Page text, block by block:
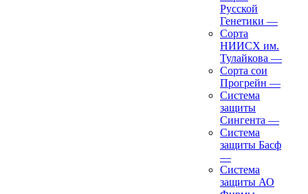
Русской
Генетики —
Сорта
НИИСХ им.
Тулайкова —
Сорта сои
Прогрейн —
Система
защиты
Сингента —
Система
защиты Басф
—
Система
защиты АО